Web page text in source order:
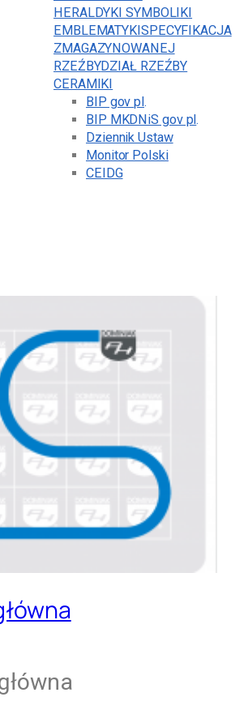
HERALDYKI SYMBOLIKI
EMBLEMATYKISPECYFIKACJA
ZMAGAZYNOWANEJ
RZEŹBYDZIAŁ RZEŹBY
CERAMIKI
BIP gov pl.
BIP MKDNiS gov pl.
Dziennik Ustaw
Monitor Polski
CEIDG